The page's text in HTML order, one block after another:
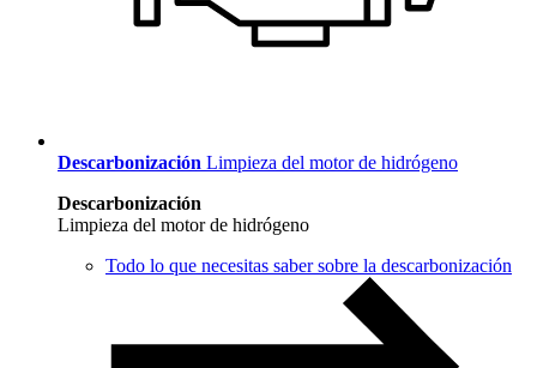
Descarbonización Limpieza del motor de hidrógeno
Descarbonización
Limpieza del motor de hidrógeno
Todo lo que necesitas saber sobre la descarbonización